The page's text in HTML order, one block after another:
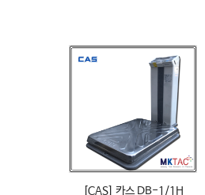
[CAS] 카스 DB-1/1H